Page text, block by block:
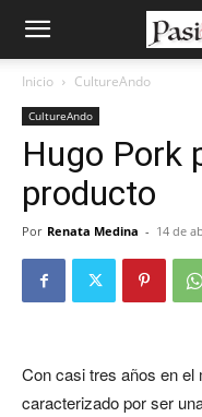
Inicio CultureAndo
CultureAndo
Hugo Pork
producto
Por Renata Medina - 14 de
Con casi tres años en
caracterizado por ser